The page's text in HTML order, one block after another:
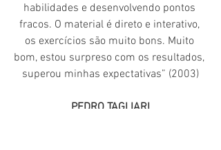
habilidades e desenvolvendo pontos
fracos. O material é direto e interativo,
os exercícios são muito bons. Muito
bom, estou surpreso com os resultados,
superou minhas expectativas” (2003)
PEDRO TAGLIARI